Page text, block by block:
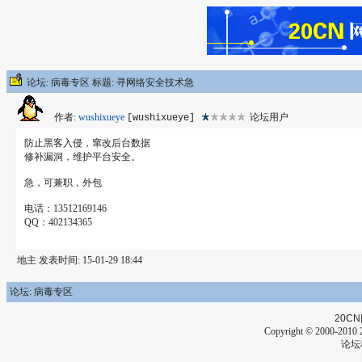
论坛: 病毒专区 标题: 寻网络安全技术急
作者: wushixueye [wushixueye] 论坛用户
防止黑客入侵，窜改后台数据
修补漏洞，维护平台安全。
急，可兼职，外包
电话：13512169146
QQ：402134365
地主 发表时间: 15-01-29 18:44
论坛: 病毒专区
20CN
Copyright © 2000-2010
论